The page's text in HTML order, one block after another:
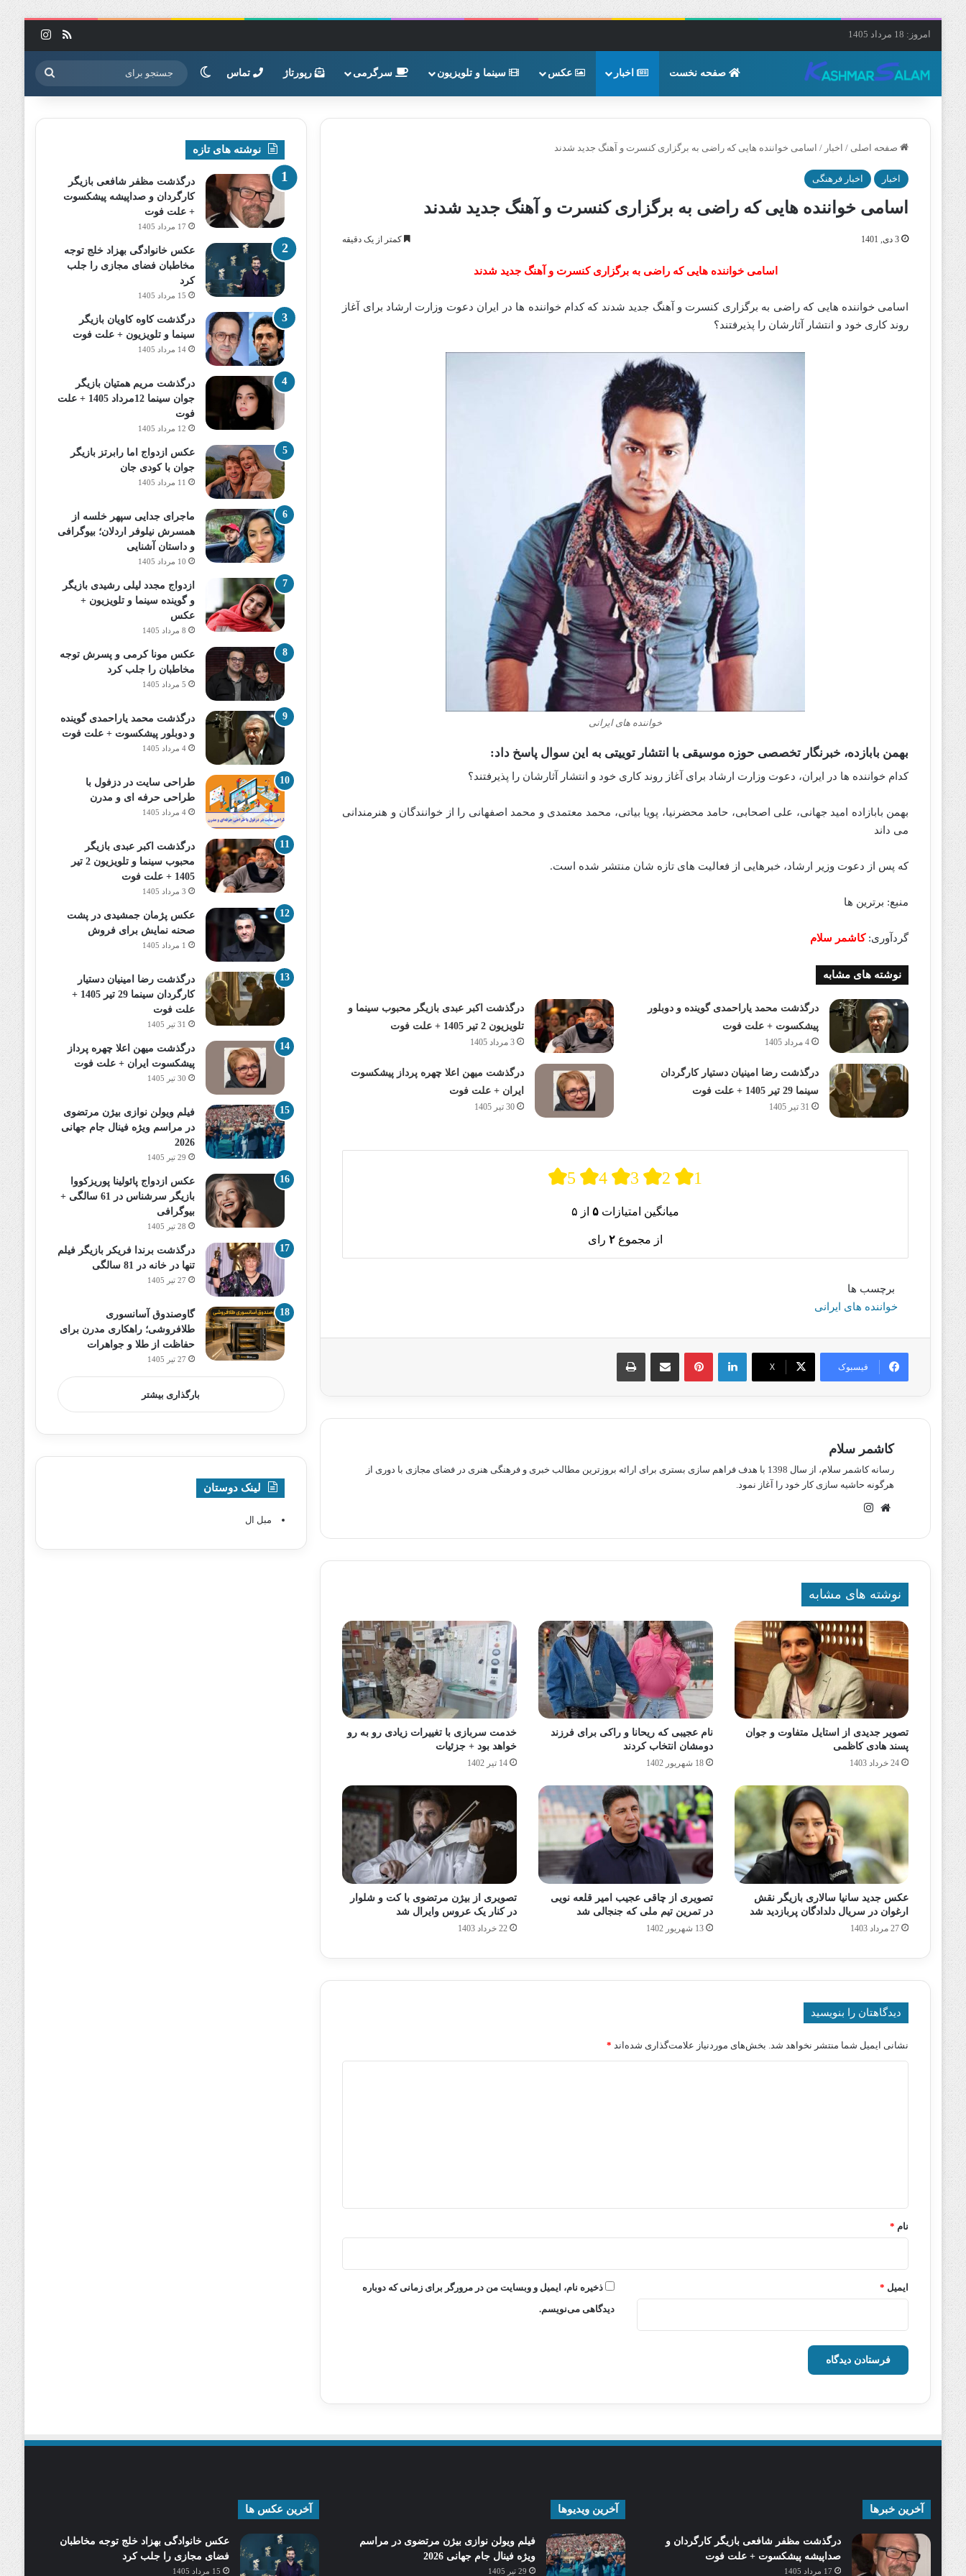
امروز: 18 مرداد 1405 خوراک
صفحه نخست اخبار عکس سینما و تلویزیون سرگرمی رپورتاژ تماس تغییر پوسته جستجو
برای
صفحه اصلی / اخبار / اسامی خواننده هایی که راضی به برگزاری کنسرت و آهنگ جدید شدند
اخبار اخبار فرهنگی
اسامی خواننده هایی که راضی به برگزاری کنسرت و آهنگ جدید شدند
3 دی, 1401 کمتر از یک دقیقه
اسامی خواننده هایی که راضی به برگزاری کنسرت و آهنگ جدید شدند
اسامی خواننده هایی که راضی به برگزاری کنسرت و آهنگ جدید شدند که کدام خواننده ها در ایران دعوت وزارت ارشاد برای آغاز
روند کاری خود و انتشار آثارشان را پذیرفتند؟
خواننده های ایرانی
بهمن بابازده، خبرنگار تخصصی حوزه موسیقی با انتشار توییتی به این سوال پاسخ داد:
کدام خواننده ها در ایران، دعوت وزارت ارشاد برای آغاز روند کاری خود و انتشار آثارشان را پذیرفتند؟
بهمن بابازاده امید جهانی، علی اصحابی، حامد محضرنیا، پویا بیاتی، محمد معتمدی و محمد اصفهانی را از خوانندگان و هنرمندانی
می‌ داند
که پس از دعوت وزیر ارشاد، خبرهایی از فعالیت‌ های تازه‌ شان منتشر شده است.
منبع: برترین ها
گردآوری:کاشمر سلام
نوشته های مشابه
درگذشت محمد یاراحمدی گوینده و دوبلور
پیشکسوت + علت فوت
4 مرداد 1405
درگذشت اکبر عبدی بازیگر محبوب سینما و
تلویزیون 2 تیر 1405 + علت فوت
3 مرداد 1405
درگذشت رضا امینیان دستیار کارگردان
سینما 29 تیر 1405 + علت فوت
31 تیر 1405
درگذشت میهن اعلا چهره پرداز پیشکسوت
ایران + علت فوت
30 تیر 1405
5 4 3 2 1
میانگین امتیازات ۵ از ۵
از مجموع ۲ رای
برچسب ها
خواننده های ایرانی
فیسبوک X
لینکدین پینترستاشتراک گذاری از طریق ایمیل چاپ
کاشمر سلام
رسانه کاشمر سلام، از سال 1398 با هدف فراهم سازی بستری برای ارائه بروزترین مطالب خبری و فرهنگی هنری در فضای مجازی با دوری از
هرگونه حاشیه سازی کار خود را آغاز نمود.
وبسایت
نوشته های مشابه
تصویر جدیدی از استایل متفاوت و جوان
پسند هادی کاظمی
24 خرداد 1403
نام عجیبی که ریحانا و راکی برای فرزند
دومشان انتخاب کردند
18 شهریور 1402
خدمت سربازی با تغییرات زیادی رو به رو
خواهد بود + جزئیات
14 تیر 1402
عکس جدید سانیا سالاری بازیگر نقش
ارغوان در سریال دلدادگان پربازدید شد
27 مرداد 1403
تصویری از چاقی عجیب امیر قلعه نویی
در تمرین تیم ملی که جنجالی شد
13 شهریور 1402
تصویری از بیژن مرتضوی با کت و شلوار
در کنار یک عروس وایرال شد
22 خرداد 1403
دیدگاهتان را بنویسید
نشانی ایمیل شما منتشر نخواهد شد. بخش‌های موردنیاز علامت‌گذاری شده‌اند *
نام *
ایمیل *
ذخیره نام، ایمیل و وبسایت من در مرورگر برای زمانی که دوباره
دیدگاهی می‌نویسم.
نوشته های تازه
درگذشت مظفر شافعی بازیگر
کارگردان و صداپیشه پیشکسوت
+ علت فوت
17 مرداد 1405
عکس خانوادگی بهزاد خلج توجه
مخاطبان فضای مجازی را جلب
کرد
15 مرداد 1405
درگذشت کاوه کاویان بازیگر
سینما و تلویزیون + علت فوت
14 مرداد 1405
درگذشت مریم همتیان بازیگر
جوان سینما 12مرداد 1405 + علت
فوت
12 مرداد 1405
عکس ازدواج اما رابرتز بازیگر
جوان با کودی جان
11 مرداد 1405
ماجرای جدایی سپهر خلسه از
همسرش نیلوفر اردلان؛ بیوگرافی
و داستان آشنایی
10 مرداد 1405
ازدواج مجدد لیلی رشیدی بازیگر
و گوینده سینما و تلویزیون +
عکس
8 مرداد 1405
عکس مونا کرمی و پسرش توجه
مخاطبان را جلب کرد
5 مرداد 1405
درگذشت محمد یاراحمدی گوینده
و دوبلور پیشکسوت + علت فوت
4 مرداد 1405
طراحی سایت در دزفول با
طراحی حرفه‌ ای و مدرن
4 مرداد 1405
درگذشت اکبر عبدی بازیگر
محبوب سینما و تلویزیون 2 تیر
1405 + علت فوت
3 مرداد 1405
عکس پژمان جمشیدی در پشت
صحنه نمایش برای فروش
1 مرداد 1405
درگذشت رضا امینیان دستیار
کارگردان سینما 29 تیر 1405 +
علت فوت
31 تیر 1405
درگذشت میهن اعلا چهره پرداز
پیشکسوت ایران + علت فوت
30 تیر 1405
فیلم ویولن نوازی بیژن مرتضوی
در مراسم ویژه فینال جام جهانی
2026
29 تیر 1405
عکس ازدواج پائولینا پوریزکووا
بازیگر سرشناس در 61 سالگی +
بیوگرافی
28 تیر 1405
درگذشت برندا فریکر بازیگر فیلم
تنها در خانه در 81 سالگی
27 تیر 1405
گاوصندوق آسانسوری
طلافروشی؛ راهکاری مدرن برای
حفاظت از طلا و جواهرات
27 تیر 1405
بارگذاری بیشتر
لینک دوستان
مبل ال
آخرین خبرها
درگذشت مظفر شافعی بازیگر کارگردان و
صداپیشه پیشکسوت + علت فوت
17 مرداد 1405
آخرین ویدیوها
فیلم ویولن نوازی بیژن مرتضوی در مراسم
ویژه فینال جام جهانی 2026
29 تیر 1405
آخرین عکس ها
عکس خانوادگی بهزاد خلج توجه مخاطبان
فضای مجازی را جلب کرد
15 مرداد 1405